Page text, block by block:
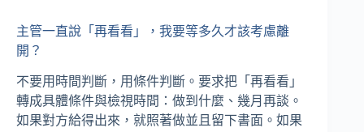
主管一直說「再看看」，我要等多久才該考慮離
開？
不要用時間判斷，用條件判斷。要求把「再看看」
轉成具體條件與檢視時間：做到什麼、幾月再談。
如果對方給得出來，就照著做並且留下書面。如果